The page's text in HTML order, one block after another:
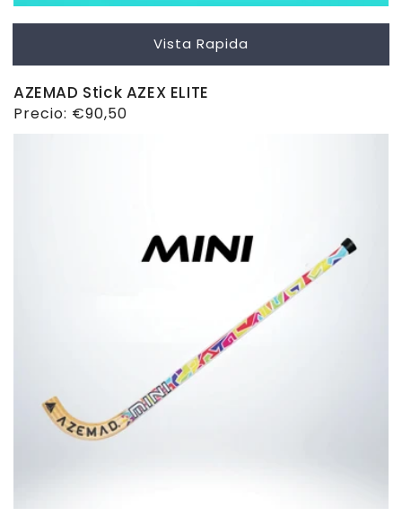
Vista Rapida
AZEMAD Stick AZEX ELITE
Precio
habitual
Precio: €90,50